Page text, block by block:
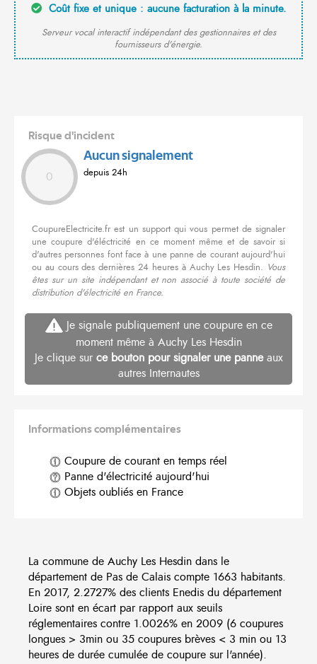
Coût fixe et unique : aucune facturation à la minute.
Serveur vocal interactif indépendant des gestionnaires et des
fournisseurs d'énergie.
Risque d'incident
0
Aucun signalement
depuis 24h
CoupureElectricite.fr est un support qui vous permet de signaler
une coupure d'éléctricité en ce moment même et de savoir si
d'autres personnes font face à une panne de courant aujourd'hui
ou au cours des dernières 24 heures à Auchy Les Hesdin. Vous
êtes sur un site indépendant et non associé à toute société de
distribution d'électricité en France.
Je signale publiquement une coupure en ce
moment même à Auchy Les Hesdin
Je clique sur ce bouton pour signaler une panneaux
autres Internautes
Informations complémentaires
Coupure de courant en temps réel
Panne d'électricité aujourd'hui
Objets oubliés en France
La commune de Auchy Les Hesdin dans le
département de Pas de Calais compte 1663 habitants.
En 2017, 2.2727% des clients Enedis du département
Loire sont en écart par rapport aux seuils
réglementaires contre 1.0026% en 2009 (6 coupures
longues > 3min ou 35 coupures brèves < 3 min ou 13
heures de durée cumulée de coupure sur l'année).